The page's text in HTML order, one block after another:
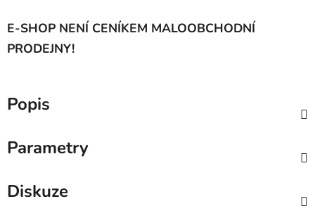
E-SHOP NENÍ CENÍKEM MALOOBCHODNÍ
PRODEJNY!
Popis
Parametry
Diskuze